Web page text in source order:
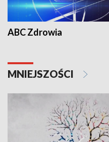
ABC Zdrowia
MNIEJSZOŚCI